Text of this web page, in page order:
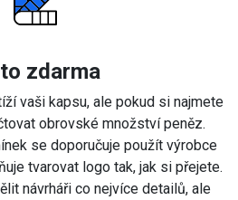
zdarma
vaši kapsu, ale pokud si najmete
obrovské množství peněz.
se doporučuje použít výrobce
tvarovat logo tak, jak si přejete.
návrháři co nejvíce detailů, ale